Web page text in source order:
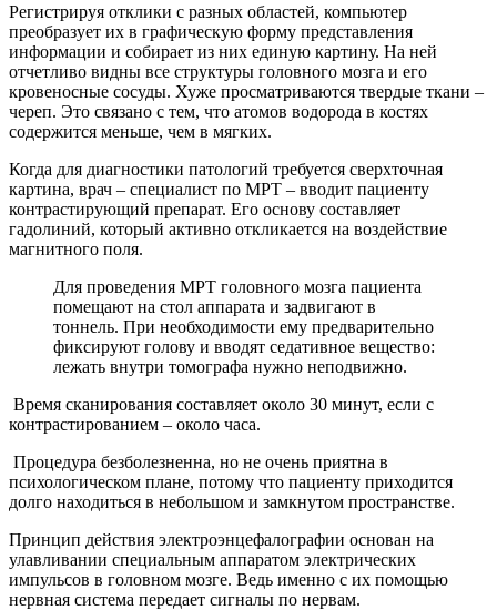
Регистрируя отклики с разных областей, компьютер
преобразует их в графическую форму представления
информации и собирает из них единую картину. На ней
отчетливо видны все структуры головного мозга и его
кровеносные сосуды. Хуже просматриваются твердые ткани –
череп. Это связано с тем, что атомов водорода в костях
содержится меньше, чем в мягких.
Когда для диагностики патологий требуется сверхточная
картина, врач – специалист по МРТ – вводит пациенту
контрастирующий препарат. Его основу составляет
гадолиний, который активно откликается на воздействие
магнитного поля.
Для проведения МРТ головного мозга пациента
помещают на стол аппарата и задвигают в
тоннель. При необходимости ему предварительно
фиксируют голову и вводят седативное вещество:
лежать внутри томографа нужно неподвижно.
Время сканирования составляет около 30 минут, если с
контрастированием – около часа.
Процедура безболезненна, но не очень приятна в
психологическом плане, потому что пациенту приходится
долго находиться в небольшом и замкнутом пространстве.
Принцип действия электроэнцефалографии основан на
улавливании специальным аппаратом электрических
импульсов в головном мозге. Ведь именно с их помощью
нервная система передает сигналы по нервам.